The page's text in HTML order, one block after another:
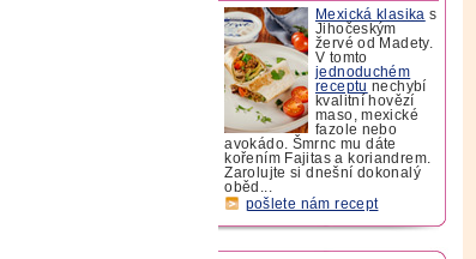
Mexická klasika s
Jihočeským
žervé od Madety.
V tomto
jednoduchém
receptu nechybí
kvalitní hovězí
maso, mexické
fazole nebo
avokádo. Šmrnc mu dáte
kořením Fajitas a koriandrem.
Zarolujte si dnešní dokonalý
oběd...
pošlete nám recept